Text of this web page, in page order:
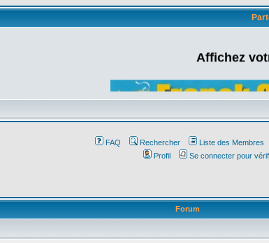
Affichez
FAQ Rechercher Liste des Membres
Profil
Se connecter pour
Forum